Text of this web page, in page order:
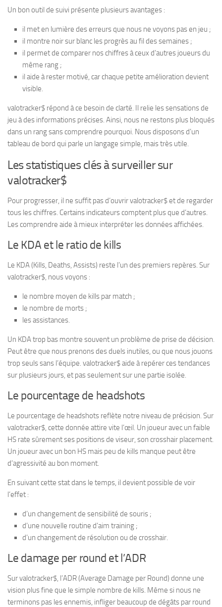
Un bon outil de suivi présente plusieurs avantages :
il met en lumière des erreurs que nous ne voyons pas en jeu ;
il montre noir sur blanc les progrès au fil des semaines ;
il permet de comparer nos chiffres à ceux d’autres joueurs du
même rang ;
il aide à rester motivé, car chaque petite amélioration devient
visible.
valotracker$ répond à ce besoin de clarté. Il relie les sensations de
jeu à des informations précises. Ainsi, nous ne restons plus bloqués
dans un rang sans comprendre pourquoi. Nous disposons d’un
tableau de bord qui parle un langage simple, mais très utile.
Les statistiques clés à surveiller sur
valotracker$
Pour progresser, il ne suffit pas d’ouvrir valotracker$ et de regarder
tous les chiffres. Certains indicateurs comptent plus que d’autres.
Les comprendre aide à mieux interpréter les données affichées.
Le KDA et le ratio de kills
Le KDA (Kills, Deaths, Assists) reste l’un des premiers repères. Sur
valotracker$, nous voyons :
le nombre moyen de kills par match ;
le nombre de morts ;
les assistances.
Un KDA trop bas montre souvent un problème de prise de décision.
Peut être que nous prenons des duels inutiles, ou que nous jouons
trop seuls sans l’équipe. valotracker$ aide à repérer ces tendances
sur plusieurs jours, et pas seulement sur une partie isolée.
Le pourcentage de headshots
Le pourcentage de headshots reflète notre niveau de précision. Sur
valotracker$, cette donnée attire vite l’œil. Un joueur avec un faible
HS rate sûrement ses positions de viseur, son crosshair placement.
Un joueur avec un bon HS mais peu de kills manque peut être
d’agressivité au bon moment.
En suivant cette stat dans le temps, il devient possible de voir
l’effet :
d’un changement de sensibilité de souris ;
d’une nouvelle routine d’aim training ;
d’un changement de résolution ou de crosshair.
Le damage per round et l’ADR
Sur valotracker$, l’ADR (Average Damage per Round) donne une
vision plus fine que le simple nombre de kills. Même si nous ne
terminons pas les ennemis, infliger beaucoup de dégâts par round